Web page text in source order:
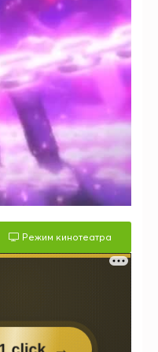
Режим кинотеатра